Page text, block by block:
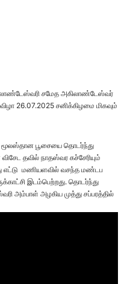
சமேத அகிலாண்டேஸ்வர்
26.07.2025 சனிக்கிழமை மிகவும்
மூலஸ்தான பூசையை தொடர்ந்து
தவில் நாதஸ்வர கச்சேரியும்
எட்டு மணியளவில் வசந்த மண்டப
இடம்பெற்றது. தொடர்ந்து
அம்பாள் அழகிய முத்து சப்பரத்தில்